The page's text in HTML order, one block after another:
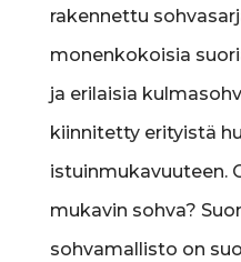
rakennettu
monenkokoisia
ja erilaisia
kiinnitetty erityistä
istuinmukavuuteen.
mukavin sohva?
sohvamallisto on